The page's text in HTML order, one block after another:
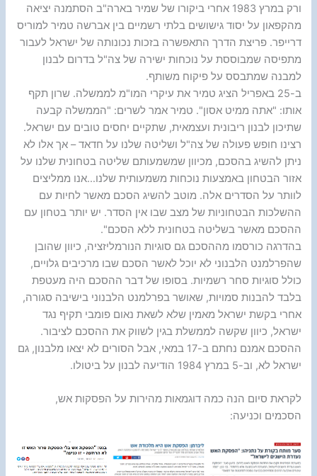
ורק במרץ 1983 אחרי ביקורו של שמיר בארה"ב הסתמנה יציאה
מהקפאון על יסוד גישושים בלתי רשמיים בין אברשה טמיר למוריס
דרייפר. פריצת הדרך התאפשרה בזכות נכונותה של ישראל לעבור
מתפיסה שמבוססת על נוכחות ישירה של צה"ל בדרום לבנון
למבנה שמתבסס על פיקוח משותף.
ב-25 באפריל הציג טמיר את עיקרי המו"מ לממשלה. שרון תקף
אותו: "אתה ממיט אסון". טמיר אמר לשרים: "הממשלה קבעה
שתיכון לבנון ריבונית ועצמאית, שתקיים יחסים טובים עם ישראל.
רצינו חופש פעולה של צה"ל ושליטה שלנו על חדאד – אך אלו לא
ניתן להשיג בהסכם, מכיוון שמשמעותם שליטה בטחונית שלנו על
אזור הבטחון באמצעות נוכחות משמעותית שלנו…אנו ממליצים
לוותר על הסדרים אלה. מוטב להשיג הסכם מאשר לחיות עם
ההשלכות הבטחוניות של מצב שבו אין הסדר. יש יותר בטחון עם
ההסכם מאשר בשליטה בטחונית ללא הסכם".
בהדרגה כורסמו מההסכם גם סוגיות הנורמליזציה, כיוון שהובן
שהפרלמנט הלבנוני לא יוכל לאשר הסכם שבו מרכיבים גלויים,
כולל סוגיות סחר רשמיות. בסופו של דבר ההסכם היה מעטפת
בלבד להבנות סמויות, שאושר בפרלמנט הלבנוני בישיבה סגורה,
אחרי בקשת ישראל מאמין שלא לשאת נאום פומבי תקיף נגד
ישראל, כיוון שקשה לממשלת בגין לשווק את ההסכם לציבור.
ההסכם אמנם נחתם ב-17 במאי, אבל הסורים לא יצאו מלבנון, גם
ישראל לא, וב-5 במרץ 1984 הודיעה לבנון על ביטולו.
לקראת סיום הנה כמה דוגמאות מהירות על הפסקות אש,
הסכמים וכניעה: